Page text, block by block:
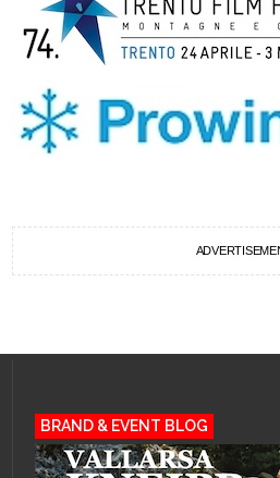
BRAND & EVENT BLOG